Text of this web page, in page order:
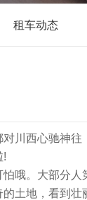
租车动态
川西心驰神
!
哦。大部分
土地，看到